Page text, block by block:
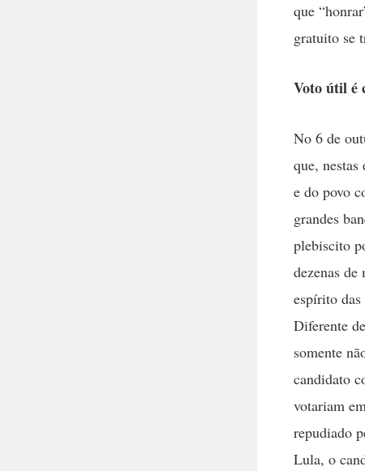
que
gratuito se
Voto útil é
No 6 de
que,
e do povo
grandes
plebiscito
dezenas
espírito das
Diferente
somente
candidato
votariam
repudiado
Lula, o